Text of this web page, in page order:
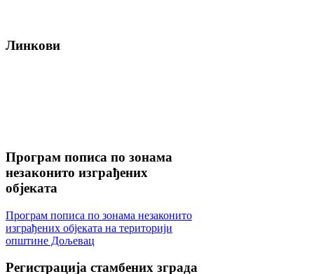
Линкови
Програм пописа по зонама
незаконито изграђених
објеката
Програм пописа по зонама незаконито
изграђених објеката на територији
општине Дољевац
Регистрација стамбених зграда